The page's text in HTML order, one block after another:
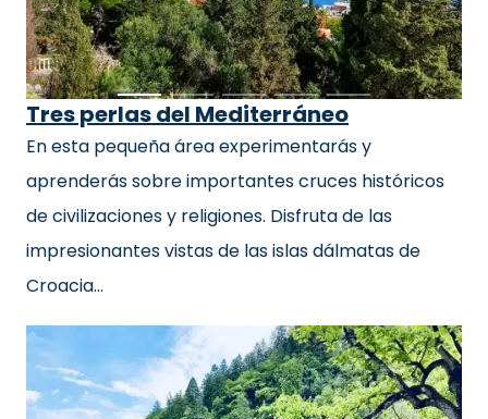
Tres perlas del Mediterráneo
En esta pequeña área experimentarás y
aprenderás sobre importantes cruces históricos
de civilizaciones y religiones. Disfruta de las
impresionantes vistas de las islas dálmatas de
Croacia…